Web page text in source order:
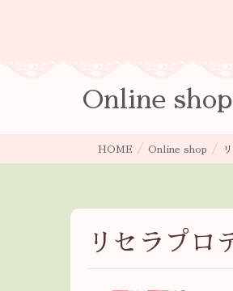
Online shop
HOME Online shop
リセラプ